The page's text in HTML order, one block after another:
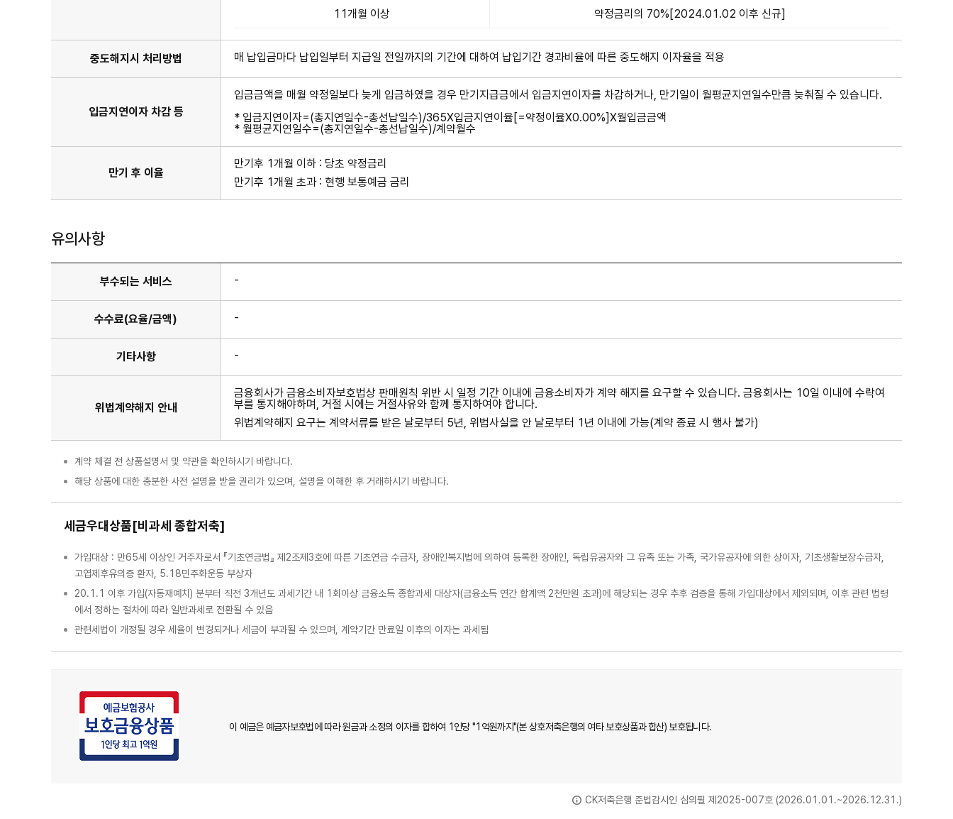
해
지
이
목
있
습
다.
11개월 이상 약정금리의 70%[2024.01.02 이후 신규]
중도해지시 처리방법 매 납입금마다 납입일부터 지급일 전일까지의 기간에 대하여 납입기간 경과비율에 따른 중도해지 이자율을 적용
입금지연이자 차감 등
입금금액을 매월 약정일보다 늦게 입금하였을 경우 만기지급금에서 입금지연이자를 차감하거나, 만기일이 월평균지연일수만큼 늦춰질 수 있습니다.
* 입금지연이자=(총지연일수-총선납일수)/365X입금지연이율[=약정이율X0.00%]X월입금금액
* 월평균지연일수=(총지연일수-총선납일수)/계약월수
만기 후 이율
만기후 1개월 이하 : 당초 약정금리
만기후 1개월 초과 : 현행 보통예금 금리
유의사항
부수되는 서비스 -
수수료(요율/금액) -
기타사항 -
위법계약해지 안내
금융회사가 금융소비자보호법상 판매원칙 위반 시 일정 기간 이내에 금융소비자가 계약 해지를 요구할 수 있습니다. 금융회사는 10일 이내에 수락여
부를 통지해야하며, 거절 시에는 거절사유와 함께 통지하여야 합니다.
위법계약해지 요구는 계약서류를 받은 날로부터 5년, 위법사실을 안 날로부터 1년 이내에 가능(계약 종료 시 행사 불가)
계약 체결 전 상품설명서 및 약관을 확인하시기 바랍니다.
해당 상품에 대한 충분한 사전 설명을 받을 권리가 있으며, 설명을 이해한 후 거래하시기 바랍니다.
세금우대상품[비과세 종합저축]
가입대상 : 만65세 이상인 거주자로서 『기초연금법』 제2조제3호에 따른 기초연금 수급자, 장애인복지법에 의하여 등록한 장애인, 독립유공자와 그 유족 또는 가족, 국가유공자에 의한 상이자, 기초생활보장수급자,
고엽제후유의증 환자, 5.18민주화운동 부상자
20.1.1 이후 가입(자동재예치) 분부터 직전 3개년도 과세기간 내 1회이상 금융소득 종합과세 대상자(금융소득 연간 합계액 2천만원 초과)에 해당되는 경우 추후 검증을 통해 가입대상에서 제외되며, 이후 관련 법령
에서 정하는 절차에 따라 일반과세로 전환될 수 있음
관련세법이 개정될 경우 세율이 변경되거나 세금이 부과될 수 있으며, 계약기간 만료일 이후의 이자는 과세됨
이 예금은 예금자보호법에 따라 원금과 소정의 이자를 합하여 1인당 "1억원까지"(본 상호저축은행의 여타 보호상품과 합산) 보호됩니다.
CK저축은행 준법감시인 심의필 제2025-007호 (2026.01.01.~2026.12.31.)